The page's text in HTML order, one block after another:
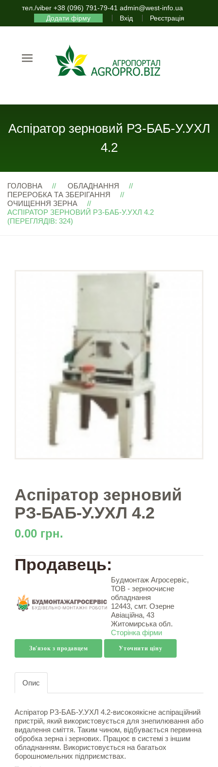
тел./viber +38 (096) 791-79-41 admin@west-info.ua
Додати фірму
Вхід Реєстрація
Аспіратор зерновий РЗ-БАБ-У.УХЛ
4.2
ГОЛОВНА
ОБЛАДНАННЯ
ПЕРЕРОБКА ТА ЗБЕРІГАННЯ
ОЧИЩЕННЯ ЗЕРНА
АСПІРАТОР ЗЕРНОВИЙ РЗ-БАБ-У.УХЛ 4.2
(ПЕРЕГЛЯДІВ: 324)
Аспіратор зерновий
РЗ-БАБ-У.УХЛ 4.2
0.00 грн.
Продавець:
Будмонтаж Агросервіс,
ТОВ - зерноочисне
обладнання
12443, смт. Озерне
Авіаційна, 43
Житомирська обл.
Сторінка фірми
Зв'язок з продавцем Уточнити ціну
Опис
Аспіратор РЗ-БАБ-У.УХЛ 4.2-високоякісне аспіраційний
пристрій, який використовується для знепилювання або
видалення сміття. Таким чином, відбувається первинна
обробка зерна і зернових. Працює в системі з іншим
обладнанням. Використовується на багатьох
борошномельних підприємствах.